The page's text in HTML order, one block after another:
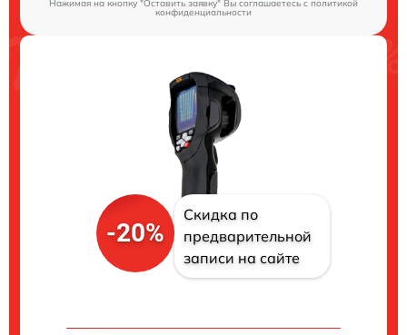
Нажимая на кнопку "Оставить заявку" Вы соглашаетесь cполитикой
конфиденциальности
-20%
Скидка по
предварительной
записи на сайте